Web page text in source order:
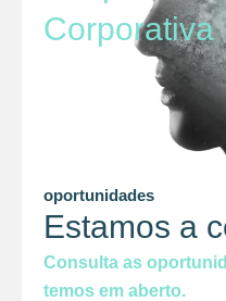
Corporativa
oportunidades
Estamos a
Consulta as
temos em aberto.